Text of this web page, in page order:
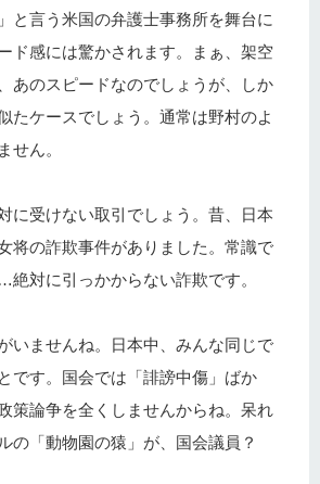
と言う米国の弁護士事務所を舞台に
ド感には驚かされます。まぁ、架空
あのスピードなのでしょうが、しか
たケースでしょう。通常は野村のよ
せん。
に受けない取引でしょう。昔、日本
将の詐欺事件がありました。常識で
対に引っかからない詐欺です。
いませんね。日本中、みんな同じで
です。国会では「誹謗中傷」ばか
策論争を全くしませんからね。呆れ
の「動物園の猿」が、国会議員？